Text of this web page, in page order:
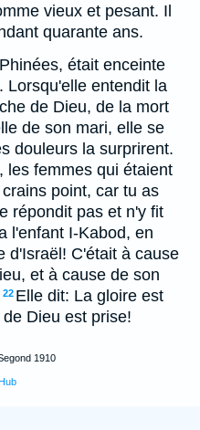
vieux et pesant. Il
quarante ans.
était enceinte
Lorsqu'elle entendit la
de Dieu, de la mort
de son mari, elle se
douleurs la surprirent.
les femmes qui étaient
point, car tu as
répondit pas et n'y fit
l'enfant I-Kabod, en
d'Israël! C'était à cause
et à cause de son
22 Elle dit: La gloire est
Dieu est prise!
1910